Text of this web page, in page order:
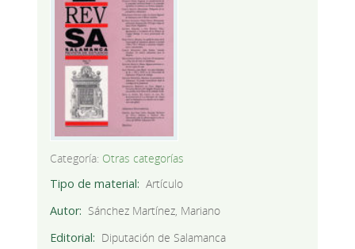
Categoría: Otras categorías
Tipo de material
Artículo
Autor
Sánchez Martínez, Mariano
Editorial
Diputación de Salamanca